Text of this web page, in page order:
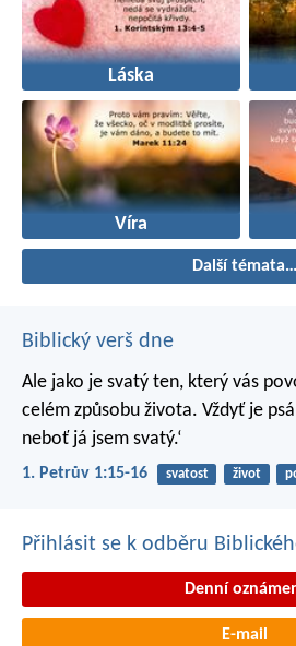
Láska
Víra
Další témata…
Biblický verš dne
Ale jako je svatý ten, který vás
celém způsobu života. Vždyť je
neboť já jsem svatý.‘
1. Petrův 1:15-16 svatost život
Přihlásit se k odběru
Denní
E-mail